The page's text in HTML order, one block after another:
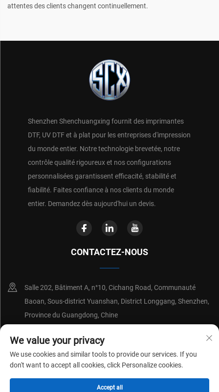
attentes des clients changent continuellement.
Shenzhen Shenchuangxing fournit des imprimantes
DTF, UV DTF et à plat pour les entreprises d'impression
du monde entier. Notre technologie brevetée, notre
contrôle qualité rigoureux et nos configurations
personnalisées garantissent efficacité, stabilité et
fiabilité. Faites confiance à nos clients du monde
entier. Demandez dès aujourd'hui un devis.
CONTACTEZ-NOUS
Salle 202, Bâtiment A, n°10, Cichang Road, Communauté
Baoan, Sous-district Yuanshan, District Longgang, Shenzhen,
Province du Guangdong, Chine
+86-18214652676
[email protected]
Copyright © 2026 par Shenzhen Shenchuangxing Technology Co., Ltd.
We value your privacy
We use cookies and similar tools to provide our services. If you
don't want to accept all cookies, click Personalize cookies.
Accept all